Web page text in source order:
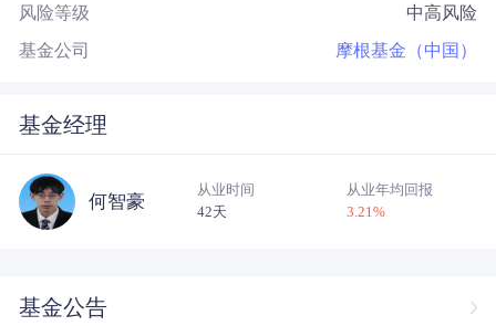
风险等级 中高风险
基金公司 摩根基金（中国）
基金经理
何智豪
从业时间
42天
从业年均回报
3.21%
基金公告